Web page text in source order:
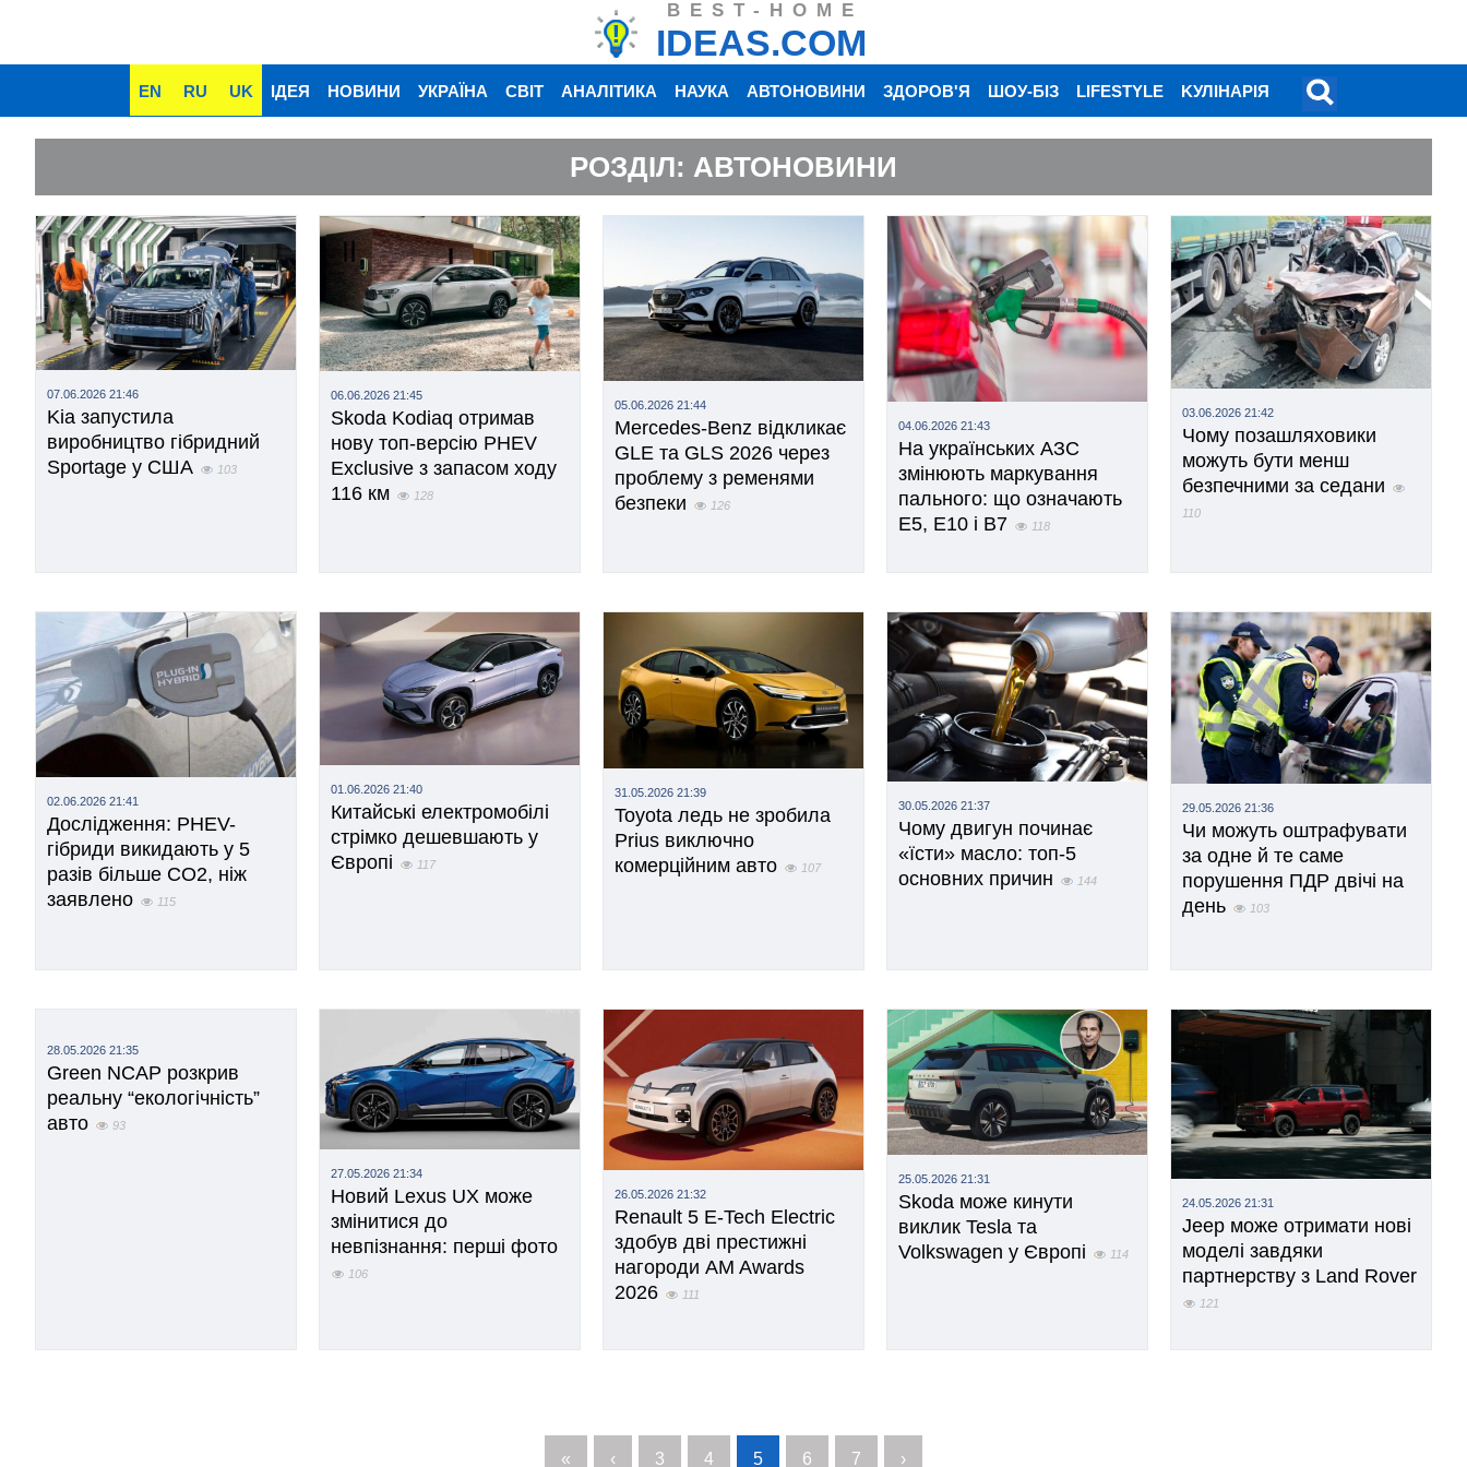
BEST-HOME
IDEAS.COM
EN RU UK ІДЕЯ НОВИНИ УКРАЇНА СВІТ АНАЛІТИКА НАУКА АВТОНОВИНИ ЗДОРОВ'Я ШОУ-БІЗ LIFESTYLE KУЛІНАРІЯ
РОЗДІЛ: АВТОНОВИНИ
07.06.2026 21:46
Kia запустила
виробництво гібридний
Sportage у США
103
06.06.2026 21:45
Skoda Kodiaq отримав
нову топ-версію PHEV
Exclusive з запасом ходу
116 км
128
05.06.2026 21:44
Mercedes-Benz відкликає
GLE та GLS 2026 через
проблему з ременями
безпеки
126
04.06.2026 21:43
На українських АЗС
змінюють маркування
пального: що означають
E5, E10 і B7
118
03.06.2026 21:42
Чому позашляховики
можуть бути менш
безпечними за седани
110
02.06.2026 21:41
Дослідження: PHEV-
гібриди викидають у 5
разів більше CO2, ніж
заявлено
115
01.06.2026 21:40
Китайські електромобілі
стрімко дешевшають у
Європі
117
31.05.2026 21:39
Toyota ледь не зробила
Prius виключно
комерційним авто
107
30.05.2026 21:37
Чому двигун починає
«їсти» масло: топ-5
основних причин
144
29.05.2026 21:36
Чи можуть оштрафувати
за одне й те саме
порушення ПДР двічі на
день
103
28.05.2026 21:35
Green NCAP розкрив
реальну “екологічність”
авто
93
27.05.2026 21:34
Новий Lexus UX може
змінитися до
невпізнання: перші фото
106
26.05.2026 21:32
Renault 5 E-Tech Electric
здобув дві престижні
нагороди AM Awards
2026
111
25.05.2026 21:31
Skoda може кинути
виклик Tesla та
Volkswagen у Європі
114
24.05.2026 21:31
Jeep може отримати нові
моделі завдяки
партнерству з Land Rover
121
« ‹ 3 4 5 6 7 ›